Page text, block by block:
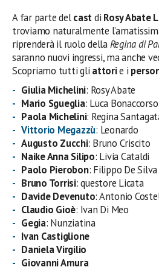
A far parte delcastdi Rosy Abate
troviamo naturalmente
riprenderà il ruolo dellaRegina di
saranno nuovi ingressi, ma anche
Scopriamo tutti gli attorie i
Giulia Michelini: Rosy Abate
Mario Sgueglia: Luca Bonaccorso
Paola Michelini: Regina
Vittorio Megazzù: Leonardo
Augusto Zucchi: Bruno Criscito
Naike Anna Silipo: Livia Cataldi
Paolo Pierobon: Filippo De Silva
Bruno Torrisi: questore Licata
Davide Devenuto: Antonio
Claudio Gioè: Ivan Di Meo
Gegia: Nunziatina
Ivan Castiglione
Daniela Virgilio
Giovanni Amura